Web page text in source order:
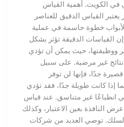
الكويت. أهمية القياس
القياس الدقيق للعناصر
خطوة حاسمة في عملية
القياسات الدقيقة تؤثر بشكل
حيث يمكن أن تؤدي
غير مرضية. على سبيل
جدًا، فإنها لن توفر
كانت طويلة جدًا، فقد تؤدي
غير متناسق. عند قياس
النافذة بعين الاعتبار، وكذلك
توصي العديد من شركات